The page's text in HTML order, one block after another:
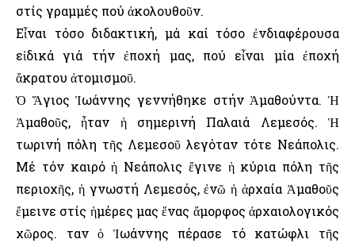
στίς γραμμές πού ἀκολουθοῦν.
Εἶναι τόσο διδακτική, μά καί τόσο ἐνδιαφέρουσα
εἰδικά γιά τήν ἐποχή μας, πού εἶναι μία ἐποχή
ἄκρατου ἀτομισμοῦ.
Ὁ Ἅγιος Ἰωάννης γεννήθηκε στήν Ἀμαθούντα. Ἡ
Ἀμαθοῦς, ἦταν ἡ σημερινή Παλαιά Λεμεσός. Ἡ
τωρινή πόλη τῆς Λεμεσοῦ λεγόταν τότε Νεάπολις.
Μέ τόν καιρό ἡ Νεάπολις ἔγινε ἡ κύρια πόλη τῆς
περιοχῆς, ἡ γνωστή Λεμεσός, ἐνῶ ἡ ἀρχαία Ἀμαθοῦς
ἔμεινε στίς ἡμέρες μας ἕνας ἄμορφος ἀρχαιολογικός
χῶρος. Ὅταν ὁ Ἰωάννης πέρασε τό κατώφλι τῆς